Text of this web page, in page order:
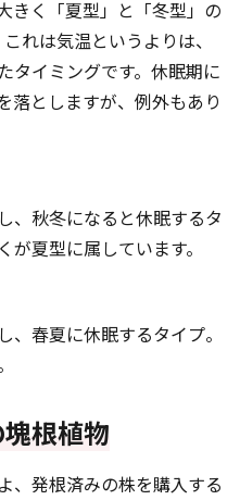
きく「夏型」と「冬型」の
れは気温というよりは、
タイミングです。休眠期に
落としますが、例外もあり
、秋冬になると休眠するタ
夏型に属しています。
、春夏に休眠するタイプ。
根植物
、発根済みの株を購入する